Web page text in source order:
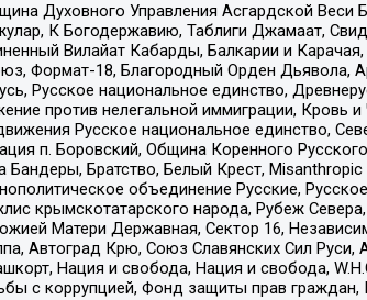
Духовного Управления Асгардской Веси
К Богодержавию, Таблиги Джамаат,
Вилайат Кабарды, Балкарии и
Формат-18, Благородный Орден Дьявола,
Русское национальное единство,
против нелегальной иммиграции, Кровь и
Русское национальное единство,
п. Боровский, Община Коренного
Братство, Белый Крест, Misanthropic
объединение Русские,
крымскотатарского народа, Рубеж
Матери Державная, Сектор 16,
Автоград Крю, Союз Славянских Сил Руси,
Нация и свобода, Нация и свобода,
с коррупцией, Фонд защиты прав